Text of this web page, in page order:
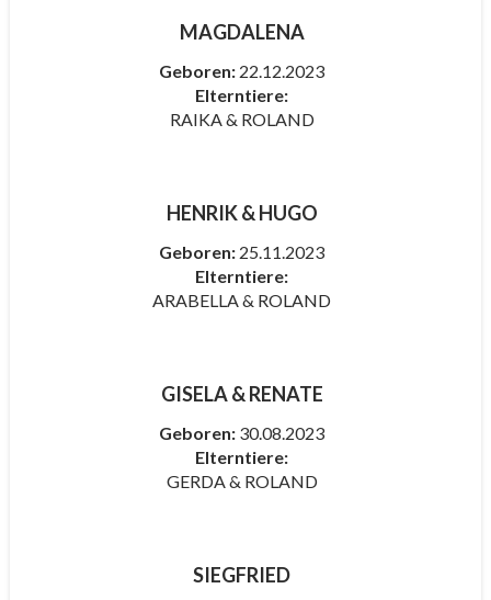
MAGDALENA
Geboren: 22.12.2023
Elterntiere:
RAIKA & ROLAND
HENRIK & HUGO
Geboren: 25.11.2023
Elterntiere:
ARABELLA & ROLAND
GISELA & RENATE
Geboren: 30.08.2023
Elterntiere:
GERDA & ROLAND
SIEGFRIED